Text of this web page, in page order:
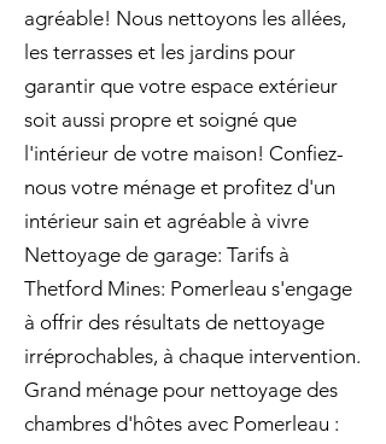
agréable! Nous nettoyons les allées,
les terrasses et les jardins pour
garantir que votre espace extérieur
soit aussi propre et soigné que
l'intérieur de votre maison! Confiez-
nous votre ménage et profitez d'un
intérieur sain et agréable à vivre
Nettoyage de garage: Tarifs à
Thetford Mines: Pomerleau s'engage
à offrir des résultats de nettoyage
irréprochables, à chaque intervention.
Grand ménage pour nettoyage des
chambres d'hôtes avec Pomerleau :